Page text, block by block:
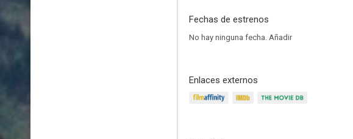
Fechas de estrenos
No hay ninguna fecha. Añadir
Enlaces externos